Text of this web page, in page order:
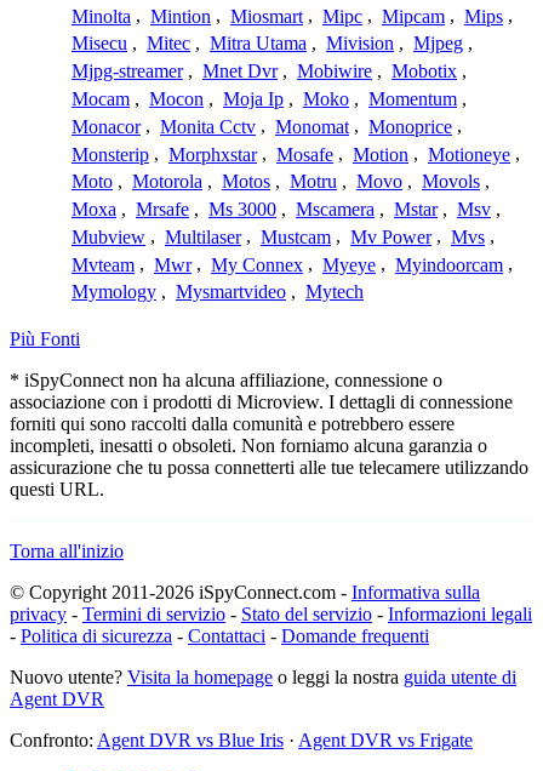
Minolta , Mintion , Miosmart , Mipc , Mipcam , Mips ,
Misecu , Mitec , Mitra Utama , Mivision , Mjpeg ,
Mjpg-streamer , Mnet Dvr , Mobiwire , Mobotix ,
Mocam , Mocon , Moja Ip , Moko , Momentum ,
Monacor , Monita Cctv , Monomat , Monoprice ,
Monsterip , Morphxstar , Mosafe , Motion , Motioneye ,
Moto , Motorola , Motos , Motru , Movo , Movols ,
Moxa , Mrsafe , Ms 3000 , Mscamera , Mstar , Msv ,
Mubview , Multilaser , Mustcam , Mv Power , Mvs ,
Mvteam , Mwr , My Connex , Myeye , Myindoorcam ,
Mymology , Mysmartvideo , Mytech
Più Fonti
* iSpyConnect non ha alcuna affiliazione, connessione o
associazione con i prodotti di Microview. I dettagli di connessione
forniti qui sono raccolti dalla comunità e potrebbero essere
incompleti, inesatti o obsoleti. Non forniamo alcuna garanzia o
assicurazione che tu possa connetterti alle tue telecamere utilizzando
questi URL.
Torna all'inizio
© Copyright 2011-2026 iSpyConnect.com - Informativa sulla
privacy - Termini di servizio - Stato del servizio - Informazioni legali
- Politica di sicurezza - Contattaci - Domande frequenti
Nuovo utente? Visita la homepage o leggi la nostra guida utente di
Agent DVR
Confronto: Agent DVR vs Blue Iris · Agent DVR vs Frigate